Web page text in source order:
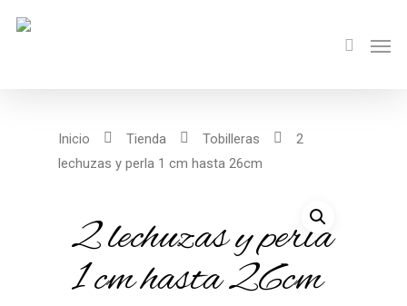
Inicio Tienda Tobilleras
2
lechuzas y perla 1 cm hasta 26cm
2 lechuzas y perla
1 cm hasta 26cm